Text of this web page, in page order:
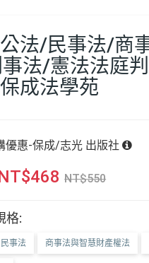
法/民事法/商
法/憲法法庭
成法學苑
優惠-保成/志光 出版社
468 NT$550
格:
民事法 商事法與智慧財產權法